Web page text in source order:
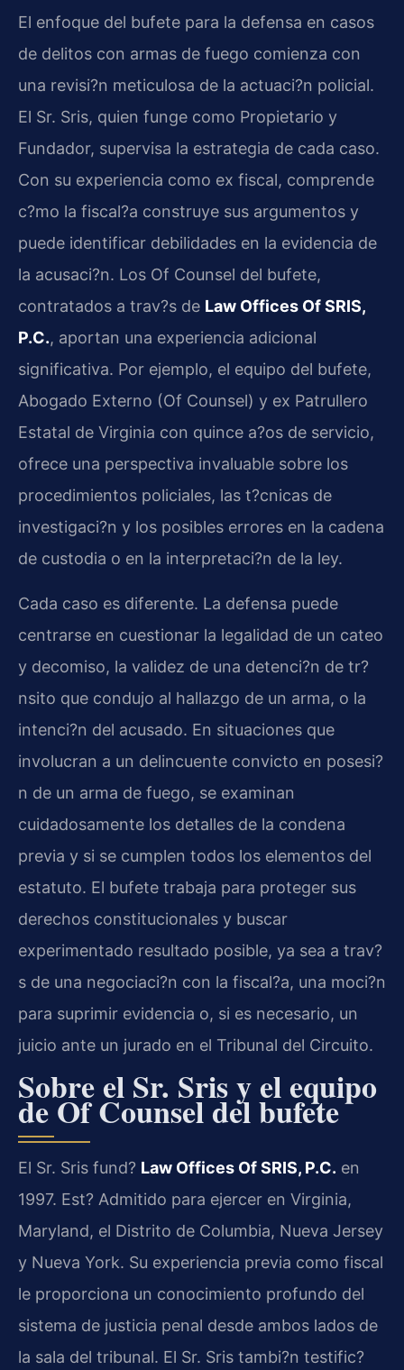
El enfoque del bufete para la defensa en casos
de delitos con armas de fuego comienza con
una revisi?n meticulosa de la actuaci?n policial.
El Sr. Sris, quien funge como Propietario y
Fundador, supervisa la estrategia de cada caso.
Con su experiencia como ex fiscal, comprende
c?mo la fiscal?a construye sus argumentos y
puede identificar debilidades en la evidencia de
la acusaci?n. Los Of Counsel del bufete,
contratados a trav?s de Law Offices Of SRIS,
P.C., aportan una experiencia adicional
significativa. Por ejemplo, el equipo del bufete,
Abogado Externo (Of Counsel) y ex Patrullero
Estatal de Virginia con quince a?os de servicio,
ofrece una perspectiva invaluable sobre los
procedimientos policiales, las t?cnicas de
investigaci?n y los posibles errores en la cadena
de custodia o en la interpretaci?n de la ley.
Cada caso es diferente. La defensa puede
centrarse en cuestionar la legalidad de un cateo
y decomiso, la validez de una detenci?n de tr?
nsito que condujo al hallazgo de un arma, o la
intenci?n del acusado. En situaciones que
involucran a un delincuente convicto en posesi?
n de un arma de fuego, se examinan
cuidadosamente los detalles de la condena
previa y si se cumplen todos los elementos del
estatuto. El bufete trabaja para proteger sus
derechos constitucionales y buscar
experimentado resultado posible, ya sea a trav?
s de una negociaci?n con la fiscal?a, una moci?n
para suprimir evidencia o, si es necesario, un
juicio ante un jurado en el Tribunal del Circuito.
Sobre el Sr. Sris y el equipo
de Of Counsel del bufete
El Sr. Sris fund? Law Offices Of SRIS, P.C. en
1997. Est? Admitido para ejercer en Virginia,
Maryland, el Distrito de Columbia, Nueva Jersey
y Nueva York. Su experiencia previa como fiscal
le proporciona un conocimiento profundo del
sistema de justicia penal desde ambos lados de
la sala del tribunal. El Sr. Sris tambi?n testific?